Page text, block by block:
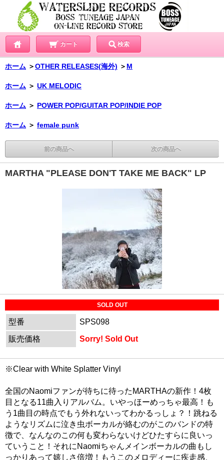
カート 検索
ホーム ＞OTHER RELEASES(海外) ＞ M
ホーム ＞ UK MELODIC
ホーム ＞ POWER POP/GUITAR POP/INDIE POP
ホーム ＞ female punk
前の商品へ 次の商品へ
MARTHA "PLEASE DON'T TAKE ME BACK" LP
SOLD OUT
型番
SPS098
販売価格
Sorry! Sold Out
※Clear with White Splatter Vinyl
全国のNaomiファンが待ちに待ったMARTHAの新作！4枚
目となる11曲入りアルバム。いやっほーめっちゃ最高！も
う1曲目の時点でもう外れないってわかるっしょ？！跳ねる
ようなリズムに泣き虫ボーカルが絡むのがこのバンドの特
徴で、なんなのこの何も変わらないけどひたすらに良いっ
ていうこと！それにNaomiちゃんメインボーカルの曲もし
っかりあって嬉しさ倍増！もうこのメロディーに疾走感、